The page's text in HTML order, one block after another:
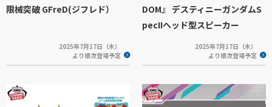
限械突破 GFreD(ジフレド）
2025年7月17日（木）
より順次登場予定
DOM』 デスティニーガンダムS
pecIIヘッド型スピーカー
2025年7月17日（木）
より順次登場予定